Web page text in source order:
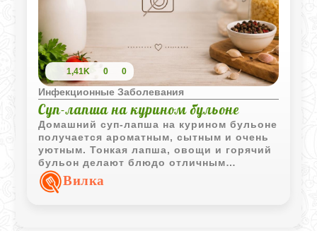
1,41K 0 0
Инфекционные Заболевания
Суп-лапша на курином бульоне
Домашний суп-лапша на курином бульоне
получается ароматным, сытным и очень
уютным. Тонкая лапша, овощи и горячий
бульон делают блюдо отличным
вариантом для семейного обеда.
Вилка